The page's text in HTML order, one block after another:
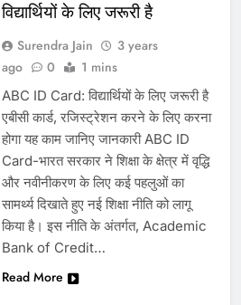
विद्यार्थियों के लिए जरूरी है
Surendra Jain
3 years
ago
0 1 mins
ABC ID Card: विद्यार्थियों के लिए जरूरी है
एबीसी कार्ड, रजिस्ट्रेशन करने के लिए करना
होगा यह काम जानिए जानकारी ABC ID
Card-भारत सरकार ने शिक्षा के क्षेत्र में वृद्धि
और नवीनीकरण के लिए कई पहलुओं का
सामर्थ्य दिखाते हुए नई शिक्षा नीति को लागू
किया है। इस नीति के अंतर्गत, Academic
Bank of Credit…
Read More